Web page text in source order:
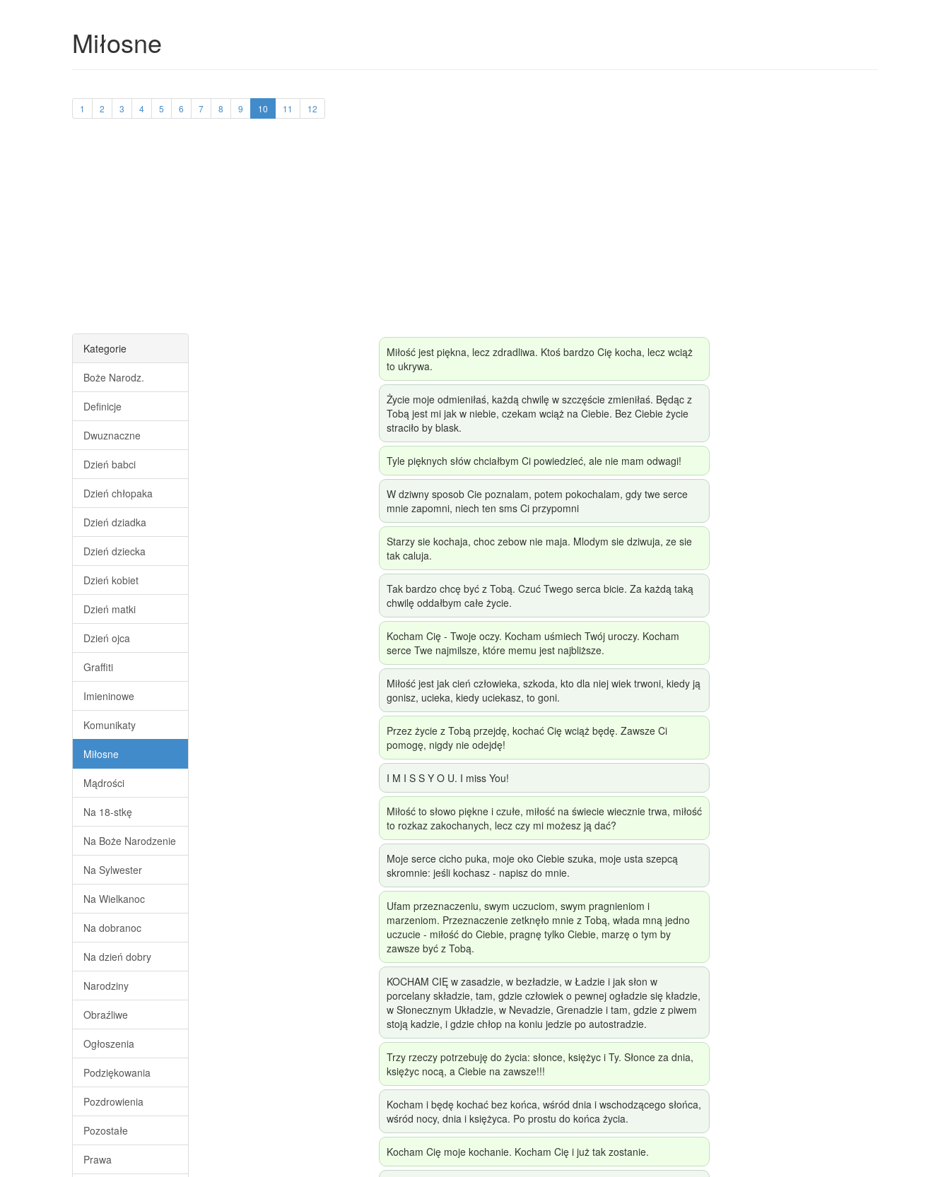
Miłosne
1 2 3 4 5 6 7 8 9 10 11 12
Kategorie
Boże Narodz.
Definicje
Dwuznaczne
Dzień babci
Dzień chłopaka
Dzień dziadka
Dzień dziecka
Dzień kobiet
Dzień matki
Dzień ojca
Graffiti
Imieninowe
Komunikaty
Miłosne
Mądrości
Na 18-stkę
Na Boże Narodzenie
Na Sylwester
Na Wielkanoc
Na dobranoc
Na dzień dobry
Narodziny
Obraźliwe
Ogłoszenia
Podziękowania
Pozdrowienia
Pozostałe
Prawa
Miłość jest piękna, lecz zdradliwa. Ktoś bardzo Cię kocha, lecz wciąż
to ukrywa.
Życie moje odmieniłaś, każdą chwilę w szczęście zmieniłaś. Będąc z
Tobą jest mi jak w niebie, czekam wciąż na Ciebie. Bez Ciebie życie
straciło by blask.
Tyle pięknych słów chciałbym Ci powiedzieć, ale nie mam odwagi!
W dziwny sposob Cie poznalam, potem pokochalam, gdy twe serce
mnie zapomni, niech ten sms Ci przypomni
Starzy sie kochaja, choc zebow nie maja. Mlodym sie dziwuja, ze sie
tak caluja.
Tak bardzo chcę być z Tobą. Czuć Twego serca bicie. Za każdą taką
chwilę oddałbym całe życie.
Kocham Cię - Twoje oczy. Kocham uśmiech Twój uroczy. Kocham
serce Twe najmilsze, które memu jest najbliższe.
Miłość jest jak cień człowieka, szkoda, kto dla niej wiek trwoni, kiedy ją
gonisz, ucieka, kiedy uciekasz, to goni.
Przez życie z Tobą przejdę, kochać Cię wciąż będę. Zawsze Ci
pomogę, nigdy nie odejdę!
I M I S S Y O U. I miss You!
Miłość to słowo piękne i czułe, miłość na świecie wiecznie trwa, miłość
to rozkaz zakochanych, lecz czy mi możesz ją dać?
Moje serce cicho puka, moje oko Ciebie szuka, moje usta szepcą
skromnie: jeśli kochasz - napisz do mnie.
Ufam przeznaczeniu, swym uczuciom, swym pragnieniom i
marzeniom. Przeznaczenie zetknęło mnie z Tobą, włada mną jedno
uczucie - miłość do Ciebie, pragnę tylko Ciebie, marzę o tym by
zawsze być z Tobą.
KOCHAM CIĘ w zasadzie, w bezładzie, w Ładzie i jak słon w
porcelany składzie, tam, gdzie człowiek o pewnej ogładzie się kładzie,
w Słonecznym Układzie, w Nevadzie, Grenadzie i tam, gdzie z piwem
stoją kadzie, i gdzie chłop na koniu jedzie po autostradzie.
Trzy rzeczy potrzebuję do życia: słonce, księżyc i Ty. Słonce za dnia,
księżyc nocą, a Ciebie na zawsze!!!
Kocham i będę kochać bez końca, wśród dnia i wschodzącego słońca,
wśród nocy, dnia i księżyca. Po prostu do końca życia.
Kocham Cię moje kochanie. Kocham Cię i już tak zostanie.